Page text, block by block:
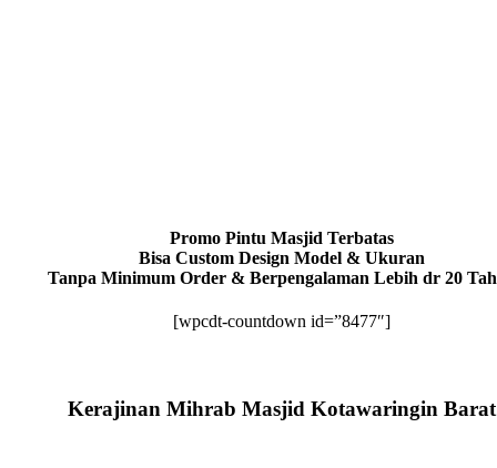
Promo Pintu Masjid Terbatas
Bisa Custom Design Model & Ukuran
Tanpa Minimum Order & Berpengalaman Lebih dr 20
[wpcdt-countdown id=”8477″]
Kerajinan Mihrab Masjid Kotawaringin Barat